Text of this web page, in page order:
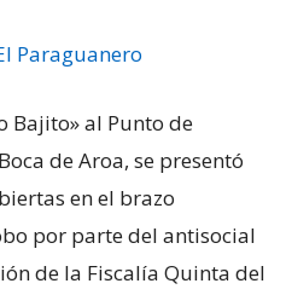
Paraguanero
Bajito» al Punto de
de Aroa, se presentó
en el brazo
por parte del antisocial
de la Fiscalía Quinta del